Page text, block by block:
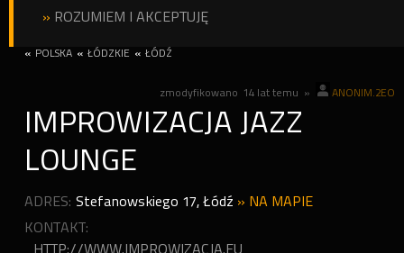
» ROZUMIEM I AKCEPTUJĘ
« POLSKA « ŁÓDZKIE « ŁÓDŹ
zmodyfikowano 14 lat temu » ANONIM.2EO
IMPROWIZACJA JAZZ
LOUNGE
ADRES: Stefanowskiego 17,Łódź » NA MAPIE
KONTAKT:
HTTP://WWW.IMPROWIZACJA.EU